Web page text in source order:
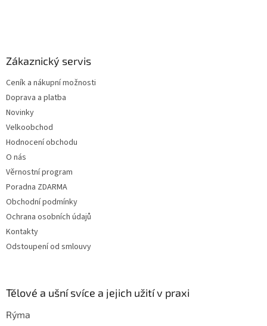
Zákaznický servis
Ceník a nákupní možnosti
Doprava a platba
Novinky
Velkoobchod
Hodnocení obchodu
O nás
Věrnostní program
Poradna ZDARMA
Obchodní podmínky
Ochrana osobních údajů
Kontakty
Odstoupení od smlouvy
Tělové a ušní svíce a jejich užití v praxi
Rýma